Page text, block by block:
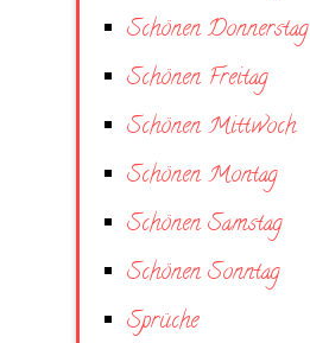
Schönen Donnerstag
Schönen Freitag
Schönen Mittwoch
Schönen Montag
Schönen Samstag
Schönen Sonntag
Sprüche